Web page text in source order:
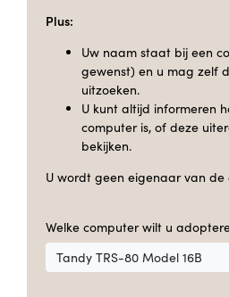
Plus:
Uw naam staat bij een
gewenst) en u mag zelf
uitzoeken.
U kunt altijd informeren
computer is, of deze
bekijken.
U wordt geen eigenaar van de
Welke computer wilt u
Tandy TRS-80 Model 16B